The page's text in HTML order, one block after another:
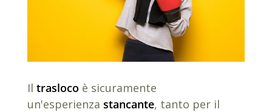
Il trasloco è sicuramente
un'esperienza stancante, tanto per il